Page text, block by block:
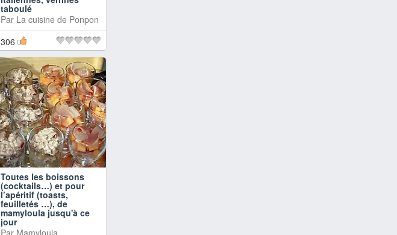
taboulé
Par La cuisine de Ponpon
306
Toutes les boissons
(cocktails…) et pour
l’apéritif (toasts,
feuilletés …), de
mamyloula jusqu'à ce
jour
Par Mamyloula